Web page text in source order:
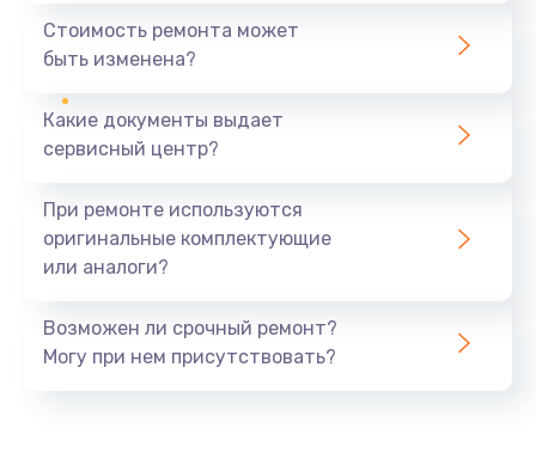
890 руб.
Замена вебкамеры
Настройка Wi-Fi
Заказать
Стоимость ремонта может
быть изменена?
Какие документы выдает
сервисный центр?
При ремонте используются
оригинальные комплектующие
или аналоги?
Возможен ли срочный ремонт?
Могу при нем присутствовать?